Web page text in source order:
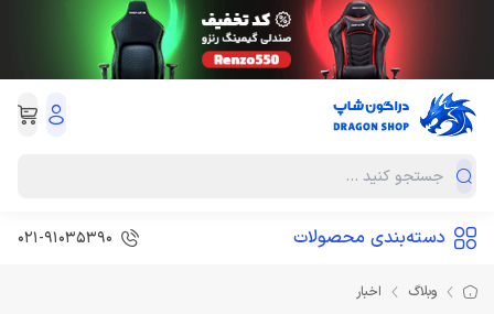
دسته‌بندی محصولات 021-91035390
وبلاگ اخبار